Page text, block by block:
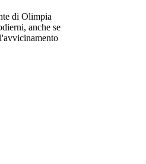
di Olimpia
anche se